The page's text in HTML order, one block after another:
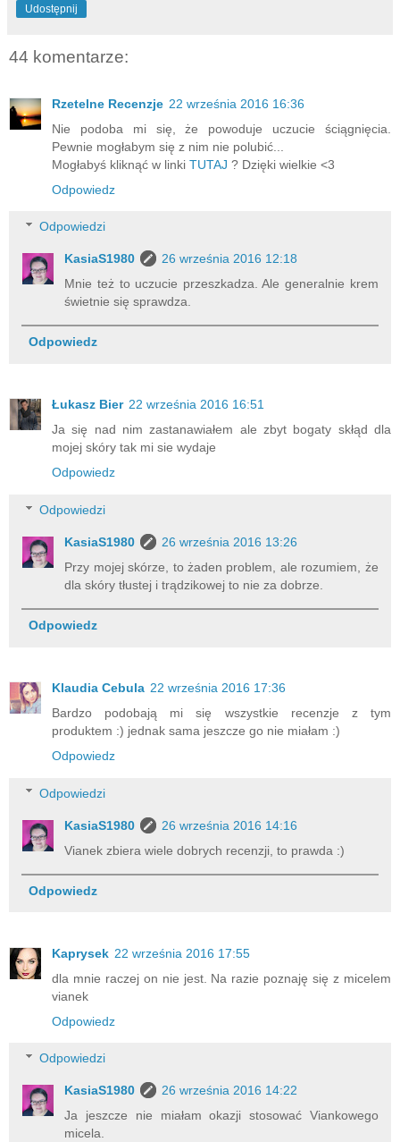
Udostępnij
44 komentarze:
Rzetelne Recenzje 22 września 2016 16:36
Nie podoba mi się, że powoduje uczucie ściągnięcia.
Pewnie mogłabym się z nim nie polubić...
Mogłabyś kliknąć w linki TUTAJ ? Dzięki wielkie <3
Odpowiedz
Odpowiedzi
KasiaS1980
26 września 2016 12:18
Mnie też to uczucie przeszkadza. Ale generalnie krem
świetnie się sprawdza.
Odpowiedz
Łukasz Bier 22 września 2016 16:51
Ja się nad nim zastanawiałem ale zbyt bogaty skłąd dla
mojej skóry tak mi sie wydaje
Odpowiedz
Odpowiedzi
KasiaS1980
26 września 2016 13:26
Przy mojej skórze, to żaden problem, ale rozumiem, że
dla skóry tłustej i trądzikowej to nie za dobrze.
Odpowiedz
Klaudia Cebula 22 września 2016 17:36
Bardzo podobają mi się wszystkie recenzje z tym
produktem :) jednak sama jeszcze go nie miałam :)
Odpowiedz
Odpowiedzi
KasiaS1980
26 września 2016 14:16
Vianek zbiera wiele dobrych recenzji, to prawda :)
Odpowiedz
Kaprysek 22 września 2016 17:55
dla mnie raczej on nie jest. Na razie poznaję się z micelem
vianek
Odpowiedz
Odpowiedzi
KasiaS1980
26 września 2016 14:22
Ja jeszcze nie miałam okazji stosować Viankowego
micela.